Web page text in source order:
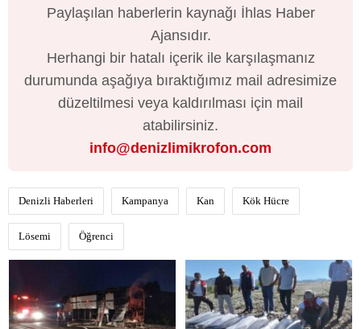
Paylaşılan haberlerin kaynağı İhlas Haber
Ajansıdır.
Herhangi bir hatalı içerik ile karşılaşmanız
durumunda aşağıya bıraktığımız mail adresimize
düzeltilmesi veya kaldırılması için mail
atabilirsiniz.
info@denizlimikrofon.com
Denizli Haberleri Kampanya Kan Kök Hücre
Lösemi Öğrenci